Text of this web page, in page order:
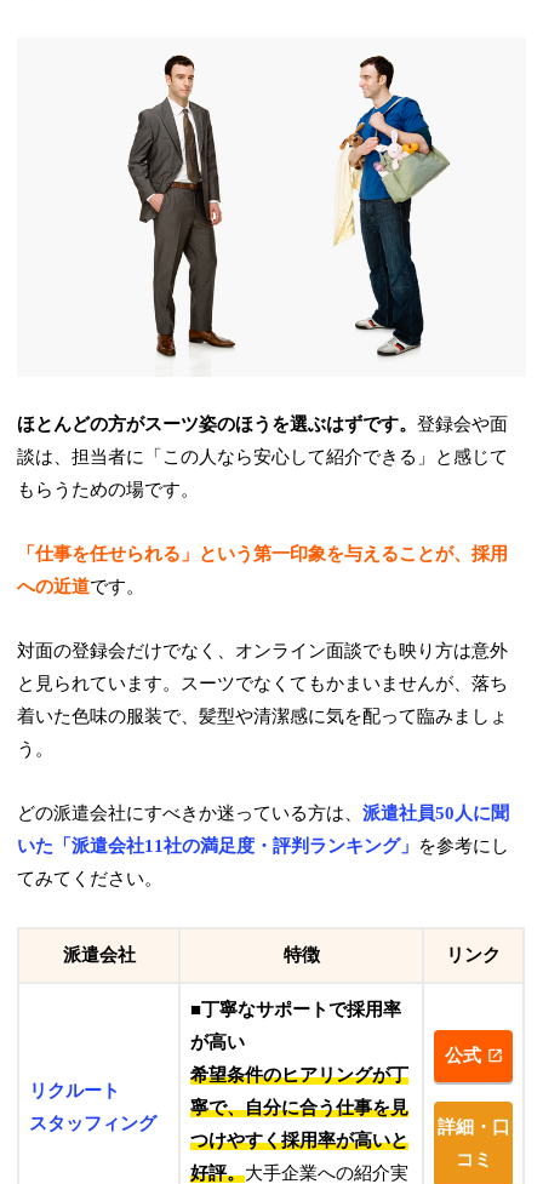
ほとんどの方がスーツ姿のほうを選ぶはずです。登録会や面
談は、担当者に「この人なら安心して紹介できる」と感じて
もらうための場です。
「仕事を任せられる」という第一印象を与えることが、採用
への近道です。
対面の登録会だけでなく、オンライン面談でも映り方は意外
と見られています。スーツでなくてもかまいませんが、落ち
着いた色味の服装で、髪型や清潔感に気を配って臨みましょ
う。
どの派遣会社にすべきか迷っている方は、派遣社員50人に聞
いた「派遣会社11社の満足度・評判ランキング」
を参考にし
てみてください。
派遣会社 特徴 リンク
リクルート
スタッフィング
■丁寧なサポートで採用率
が高い
希望条件のヒアリングが丁
寧で、自分に合う仕事を見
つけやすく採用率が高いと
好評。大手企業への紹介実
公式
詳細・口
コミ